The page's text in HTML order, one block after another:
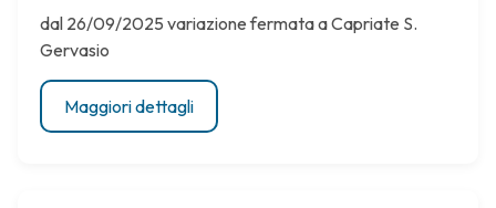
dal 26/09/2025 variazione fermata a Capriate S.
Gervasio
Maggiori dettagli